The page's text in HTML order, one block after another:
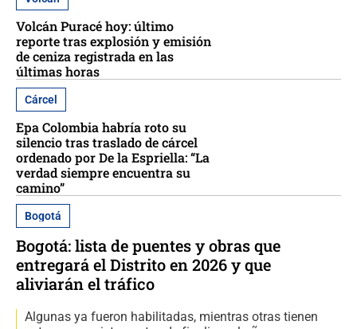
Volcán Puracé hoy: último
reporte tras explosión y emisión
de ceniza registrada en las
últimas horas
Cárcel
Epa Colombia habría roto su
silencio tras traslado de cárcel
ordenado por De la Espriella: “La
verdad siempre encuentra su
camino”
Bogotá
Bogotá: lista de puentes y obras que
entregará el Distrito en 2026 y que
aliviarán el tráfico
Algunas ya fueron habilitadas, mientras otras tienen